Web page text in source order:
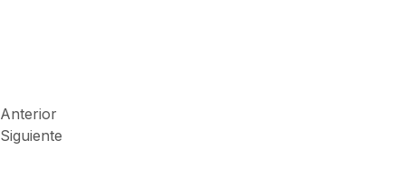
Anterior
Siguiente